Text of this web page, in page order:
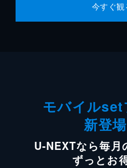
今すぐ観
モバイル
新登場
U-NEXTなら毎月
ずっとお